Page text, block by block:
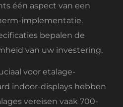
één aspect van een
implementatie.
bepalen de
van uw investering.
voor etalage-
indoor-displays hebben
vereisen vaak 700-